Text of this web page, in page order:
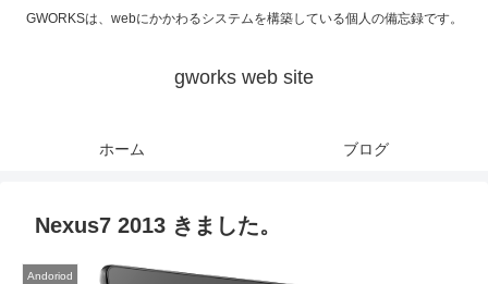
GWORKSは、webにかかわるシステムを構築している個人の備忘録です。
gworks web site
ホーム ブログ
Nexus7 2013 きました。
Andoriod